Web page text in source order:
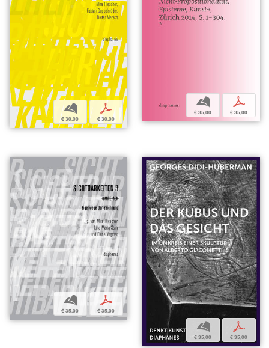
b
€ 30,00
p
€ 30,00
b
€ 35,00
p
€ 35,00
b
€ 35,00
p
€ 35,00
b
€ 35,00
p
€ 35,00